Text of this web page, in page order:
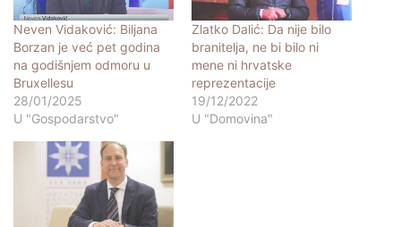
Neven Vidaković: Biljana
Borzan je već pet godina
na godišnjem odmoru u
Bruxellesu
28/01/2025
U "Gospodarstvo"
Zlatko Dalić: Da nije bilo
branitelja, ne bi bilo ni
mene ni hrvatske
reprezentacije
19/12/2022
U "Domovina"